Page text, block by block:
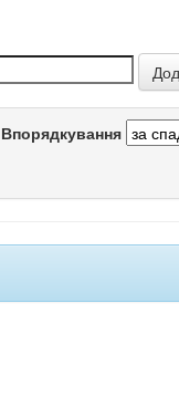
Впорядкування